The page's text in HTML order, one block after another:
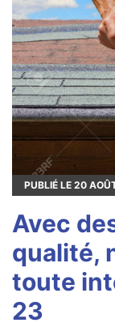
PUBLIÉ LE 20
Avec
qualité,
toute
23